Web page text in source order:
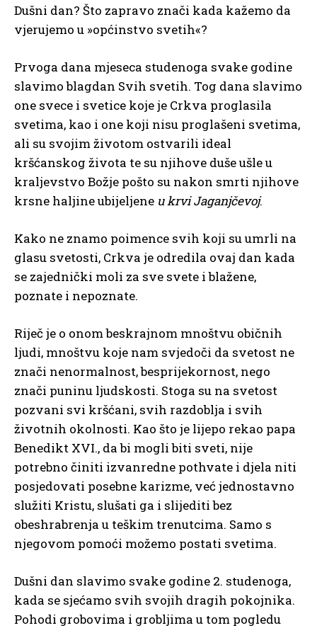
Dušni dan? Što zapravo znači kada kažemo da
vjerujemo u »općinstvo svetih«?
Prvoga dana mjeseca studenoga svake godine
slavimo blagdan Svih svetih. Tog dana slavimo
one svece i svetice koje je Crkva proglasila
svetima, kao i one koji nisu proglašeni svetima,
ali su svojim životom ostvarili ideal
kršćanskog života te su njihove duše ušle u
kraljevstvo Božje pošto su nakon smrti njihove
krsne haljine ubijeljene u krvi Jaganjčevoj.
Kako ne znamo poimence svih koji su umrli na
glasu svetosti, Crkva je odredila ovaj dan kada
se zajednički moli za sve svete i blažene,
poznate i nepoznate.
Riječ je o onom beskrajnom mnoštvu običnih
ljudi, mnoštvu koje nam svjedoči da svetost ne
znači nenormalnost, besprijekornost, nego
znači puninu ljudskosti. Stoga su na svetost
pozvani svi kršćani, svih razdoblja i svih
životnih okolnosti. Kao što je lijepo rekao papa
Benedikt XVI., da bi mogli biti sveti, nije
potrebno činiti izvanredne pothvate i djela niti
posjedovati posebne karizme, već jednostavno
služiti Kristu, slušati ga i slijediti bez
obeshrabrenja u teškim trenutcima. Samo s
njegovom pomoći možemo postati svetima.
Dušni dan slavimo svake godine 2. studenoga,
kada se sjećamo svih svojih dragih pokojnika.
Pohodi grobovima i grobljima u tom pogledu